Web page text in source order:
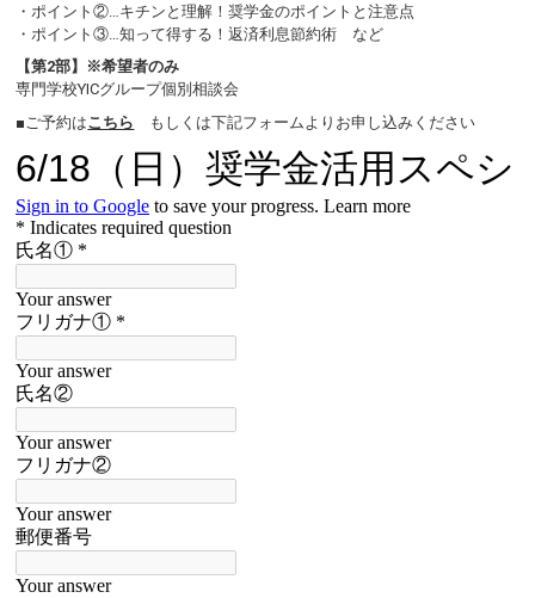
・ポイント②…キチンと理解！奨学金のポイントと注意点
・ポイント③…知って得する！返済利息節約術 など
【第2部】※希望者のみ
専門学校YICグループ個別相談会
■ご予約はこちら もしくは下記フォームよりお申し込みください